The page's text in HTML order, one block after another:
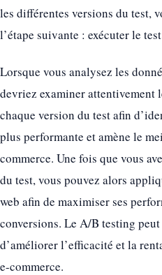
les différentes versions du test,
l’étape suivante : exécuter le
Lorsque vous analysez les
devriez examiner attentivement
chaque version du test afin
plus performante et amène le
commerce. Une fois que vous
du test, vous pouvez alors
web afin de maximiser ses
conversions. Le A/B testing
d’améliorer l’efficacité et la
e-commerce.